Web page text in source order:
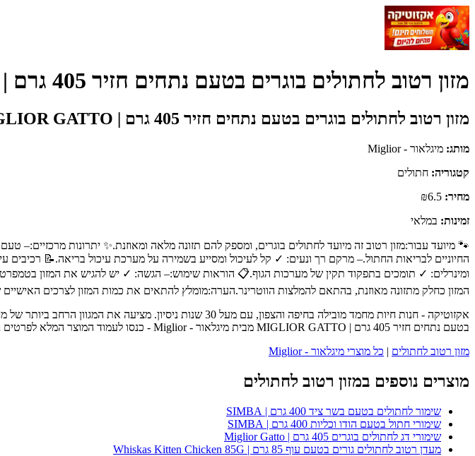
מזון רטוב לחתולים בוגרים בטעם נתחים חזיר 405 גרם | MIGLIOR GATTO - מיגלאור - Miglior
מזון רטוב לחתולים בוגרים בטעם נתחים חזיר 405 גרם | MIGLIOR GATTO
מותג: מיגלאור - Miglior
קטגוריה: חתולים
מחיר:
זמינות: במלאי
🐾 מיועד עבור:מזון רטוב זה מיועד לחתולים בוגרים, ומספק להם תזונה מלאה ומאוזנת.✨ יתרונות מרכזיים:–
החיוניים לבריאות החתול.– מרקם רך ונעים: ✓ קל לעיכול ומסייע בשמירה על מערכת עיכול בריאה.📝 רכיבים
המזון כחלק מתזונה מאוזנת, בהתאם להמלצות הווטרינר.הערה:מומלץ להתאים את כמות המזון לצרכים
אקזוטיקה - חנות חיות מחמד מובילה בחיפה והצפון, עם מעל 30
בטעם נתחים חזיר 405 גרם | MIGLIOR GATTO מבית מיגלאור - Miglior - כנסו לעמוד המוצר המלא לפרטים נוספים, ביקורות לקוחות והזמנה.
מזון רטוב לחתולים | כל מוצרי מיגלאור - Miglior
מוצרים נוספים במזון רטוב לחתולים
שימור לחתולים בטעם בשר ציד 400 גרם | SIMBA
שימורי חתול בטעם הודו וכליות 400 גרם | SIMBA
שימורי דג לחתולים בוגרים 405 גרם | Miglior Gatto
מעדן רטוב לחתולים גורים בטעם עוף 85 גרם | Whiskas Kitten Chicken 85G